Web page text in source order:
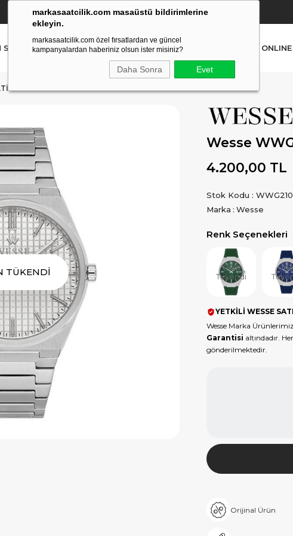
markasaatcilik.com masaüstü bildirimlerine
ekleyin.
markasaatcilik.com özel fırsatlardan ve güncel
kampanyalardan haberiniz olsun ister misiniz?
Daha Sonra Evet
YETKİLİ SATICI (Ücretsiz Kargo Ve İade)
ERKEK SAAT AKILLI SAAT
TÜKENDİ
Wesse
4.200,00 TL
Stok Kodu
Marka : Wesse
Renk Seçenekleri
Ürün
Tükendi
YETKİLİ WESSE
Wesse Marka
Garantisi altındadır.
gönderilmektedir.
Orijinal Ürün